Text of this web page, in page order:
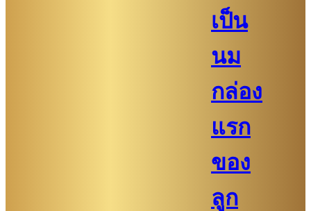
เป็น
นม
กล่อง
แรก
ของ
ลูก